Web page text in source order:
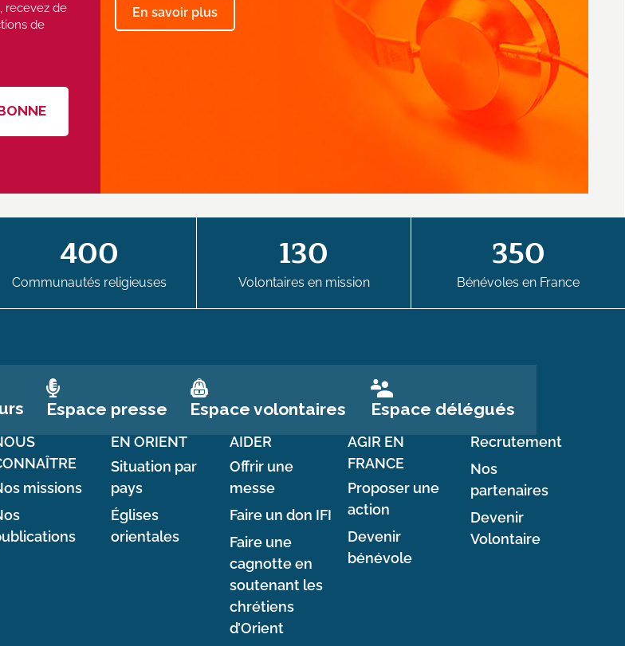
recevez de
de
En savoir plus
400
Communautés religieuses
130
Volontaires en mission
350
Bénévoles en France
Espace presse Espace volontaires Espace délégués
missions
EN ORIENT
Situation par
pays
Églises
orientales
AIDER
Offrir une
messe
Faire un don IFI
Faire une
cagnotte en
soutenant les
chrétiens
d’Orient
AGIR EN
FRANCE
Proposer une
action
Devenir
bénévole
Recrutement
Nos
partenaires
Devenir
Volontaire